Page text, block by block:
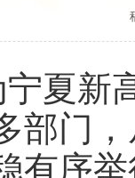
夏新
部门
有序